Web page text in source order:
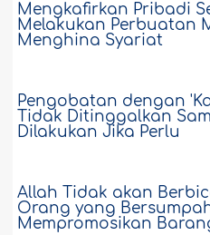
Mengkafirkan Pribadi
Melakukan Perbuatan
Menghina Syariat
Pengobatan dengan
Tidak Ditinggalkan
Dilakukan Jika Perlu
Allah Tidak akan
Orang yang
Mempromosikan